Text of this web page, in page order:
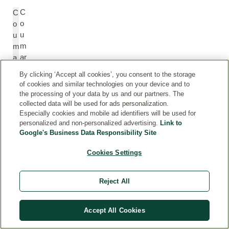
C
o
u
m
a
C
o
u
m
ar
G
a
a
G
n
By clicking ‘Accept all cookies’, you consent to the storage
of cookies and similar technologies on your device and to
the processing of your data by us and our partners. The
collected data will be used for ads personalization.
Especially cookies and mobile ad identifiers will be used for
personalized and non-personalized advertising. Link to
Google's Business Data Responsibility Site
Cookies Settings
Reject All
Accept All Cookies